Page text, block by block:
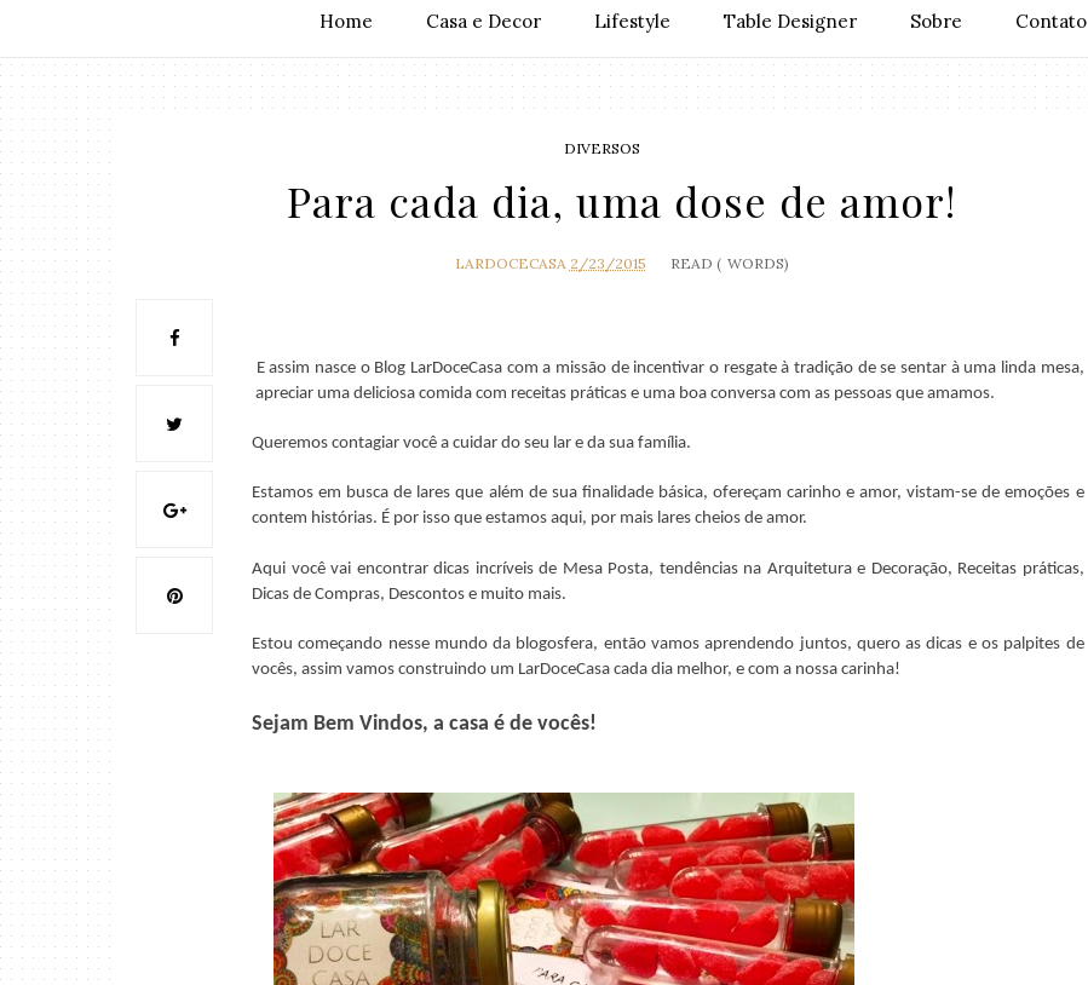
Home Casa e Decor Lifestyle Table Designer Sobre Contato
DIVERSOS
Para cada dia, uma dose de amor!
LARDOCECASA 2/23/2015 READ ( WORDS)
E assim nasce o Blog LarDoceCasa com a missão de incentivar o resgate à tradição de se sentar à uma linda mesa,
apreciar uma deliciosa comida com receitas práticas e uma boa conversa com as pessoas que amamos.
Queremos contagiar você a cuidar do seu lar e da sua família.
Estamos em busca de lares que além de sua finalidade básica, ofereçam carinho e amor, vistam-se de emoções e
contem histórias. É por isso que estamos aqui, por mais lares cheios de amor.
Aqui você vai encontrar dicas incríveis de Mesa Posta, tendências na Arquitetura e Decoração, Receitas práticas,
Dicas de Compras, Descontos e muito mais.
Estou começando nesse mundo da blogosfera, então vamos aprendendo juntos, quero as dicas e os palpites de
vocês, assim vamos construindo um LarDoceCasa cada dia melhor, e com a nossa carinha!
Sejam Bem Vindos, a casa é de vocês!